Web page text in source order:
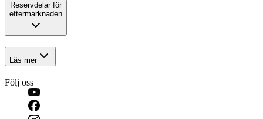
Reservdelar för
eftermarknaden
Läs mer
Följ oss